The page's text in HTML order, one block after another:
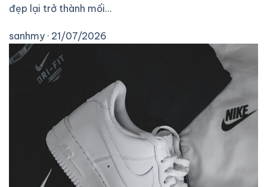
đẹp lại trở thành mối…
sanhmy · 21/07/2026